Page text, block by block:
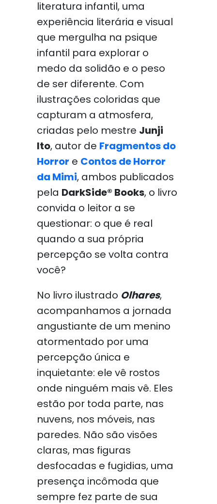
literatura infantil, uma
experiência literária e visual
que mergulha na psique
infantil para explorar o
medo da solidão e o peso
de ser diferente. Com
ilustrações coloridas que
capturam a atmosfera,
criadas pelo mestre Junji
Ito, autor de Fragmentos do
Horror e Contos de Horror
da Mimi, ambos publicados
pela DarkSide® Books, o livro
convida o leitor a se
questionar: o que é real
quando a sua própria
percepção se volta contra
você?
No livro ilustrado Olhares,
acompanhamos a jornada
angustiante de um menino
atormentado por uma
percepção única e
inquietante: ele vê rostos
onde ninguém mais vê. Eles
estão por toda parte, nas
nuvens, nos móveis, nas
paredes. Não são visões
claras, mas figuras
desfocadas e fugidias, uma
presença incômoda que
sempre fez parte de sua